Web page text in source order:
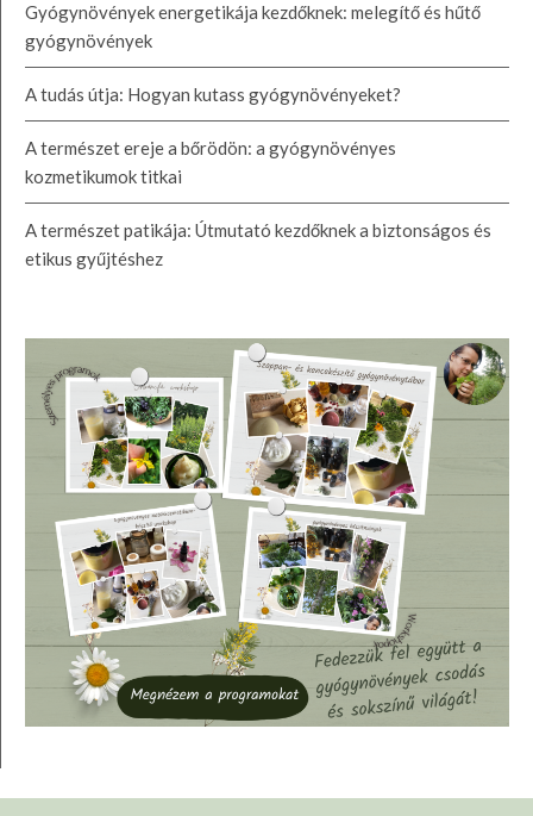
Gyógynövények energetikája kezdőknek: melegítő és hűtő
gyógynövények
A tudás útja: Hogyan kutass gyógynövényeket?
A természet ereje a bőrödön: a gyógynövényes
kozmetikumok titkai
A természet patikája: Útmutató kezdőknek a biztonságos és
etikus gyűjtéshez